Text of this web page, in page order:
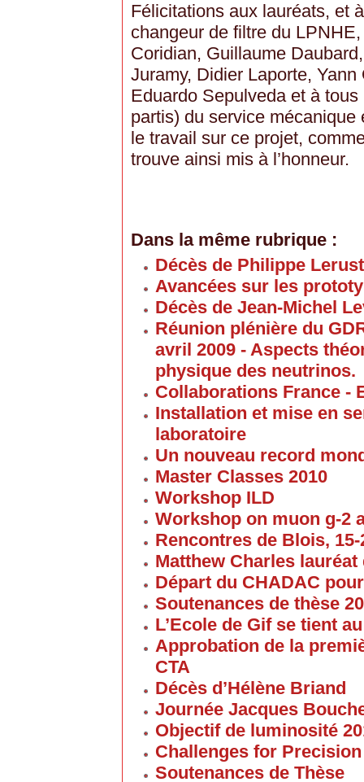
Félicitations aux lauréats, et
changeur de filtre du
Coridian, Guillaume
Juramy, Didier Laporte,
Eduardo Sepulveda et à
partis) du service
le travail sur ce projet,
trouve ainsi mis à l’honneur.
Dans la même rubrique :
Décès de Philippe
Avancées sur les
Décès de Jean-Michel
Réunion plénière du
avril 2009 - Aspects
physique des neutrinos.
Collaborations France -
Installation et mise en
laboratoire
Un nouveau record
Master Classes 2010
Workshop ILD
Workshop on muon g-2
Rencontres de Blois,
Matthew Charles
Départ du CHADAC
Soutenances de thèse
L’Ecole de Gif se tient
Approbation de la
CTA
Décès d’Hélène Briand
Journée Jacques
Objectif de luminosité
Challenges for
Soutenances de Thèse